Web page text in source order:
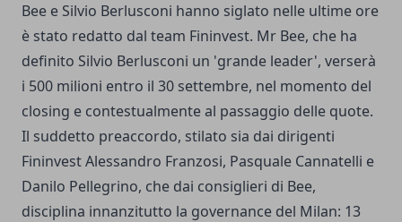
Bee e Silvio Berlusconi hanno siglato nelle ultime ore
è stato redatto dal team Fininvest. Mr Bee, che ha
definito Silvio Berlusconi un 'grande leader', verserà
i 500 milioni entro il 30 settembre, nel momento del
closing e contestualmente al passaggio delle quote.
Il suddetto preaccordo, stilato sia dai dirigenti
Fininvest Alessandro Franzosi, Pasquale Cannatelli e
Danilo Pellegrino, che dai consiglieri di Bee,
disciplina innanzitutto la governance del Milan: 13